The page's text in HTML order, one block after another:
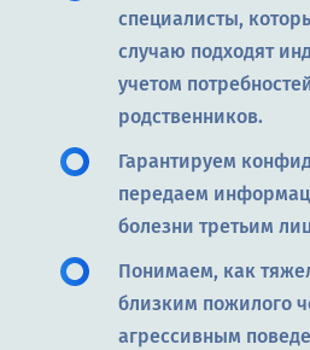
специалисты,
случаю подходят
учетом
родственников.
Гарантируем
передаем
болезни третьим
Понимаем, как
близким пожилого
агрессивным